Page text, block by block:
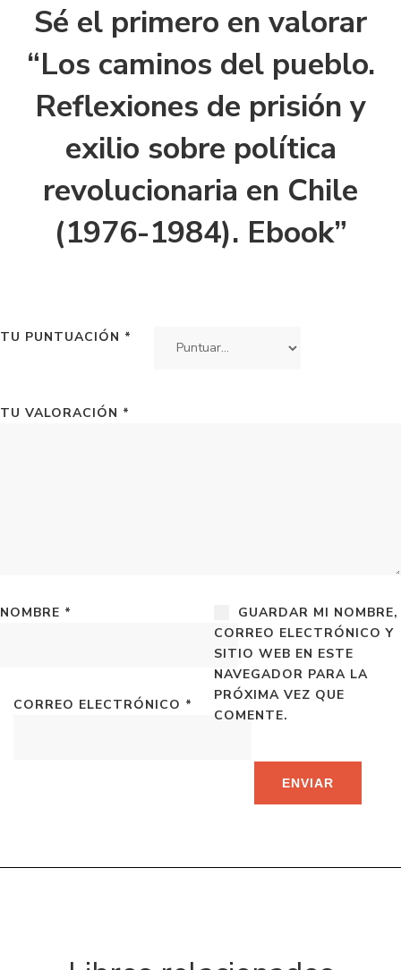
Sé el primero en valorar
“Los caminos del pueblo.
Reflexiones de prisión y
exilio sobre política
revolucionaria en Chile
(1976-1984). Ebook”
TU PUNTUACIÓN *
TU VALORACIÓN *
NOMBRE *
CORREO ELECTRÓNICO *
GUARDAR MI NOMBRE,
CORREO ELECTRÓNICO Y
SITIO WEB EN ESTE
NAVEGADOR PARA LA
PRÓXIMA VEZ QUE
COMENTE.